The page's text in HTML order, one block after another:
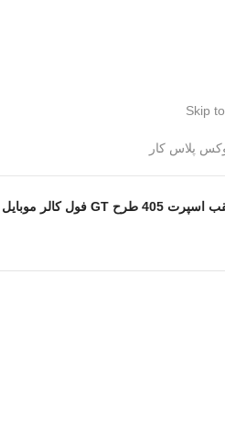
Skip
محصولات برچسب خورده “خطر عقب اسپرت 405 طرح GT فول کالر موبایل